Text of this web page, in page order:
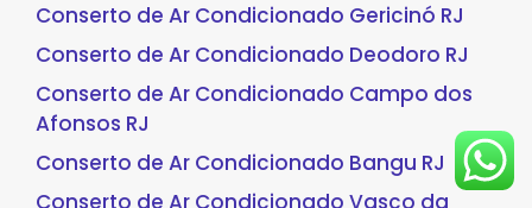
Conserto de Ar Condicionado Gericinó RJ
Conserto de Ar Condicionado Deodoro RJ
Conserto de Ar Condicionado Campo dos
Afonsos RJ
Conserto de Ar Condicionado Bangu RJ
Conserto de Ar Condicionado Vasco da